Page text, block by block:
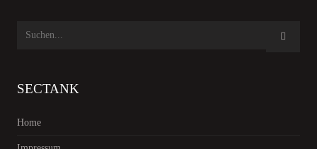
SECTANK
Home